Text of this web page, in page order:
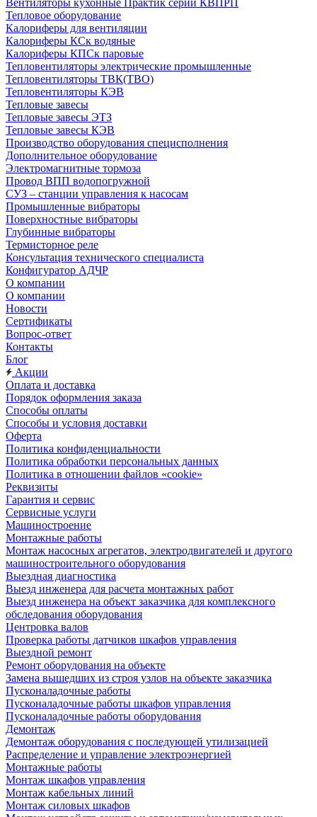
Вентиляторы кухонные Практик серии КВПРП
Тепловое оборудование
Калориферы для вентиляции
Калориферы КСк водяные
Калориферы КПСк паровые
Тепловентиляторы электрические промышленные
Тепловентиляторы ТВК(ТВО)
Тепловентиляторы КЭВ
Тепловые завесы
Тепловые завесы ЭТЗ
Тепловые завесы КЭВ
Производство оборудования специсполнения
Дополнительное оборудование
Электромагнитные тормоза
Провод ВПП водопогружной
СУЗ – станции управления к насосам
Промышленные вибраторы
Поверхностные вибраторы
Глубинные вибраторы
Термисторное реле
Консультация технического специалиста
Конфигуратор АДЧР
О компании
О компании
Новости
Сертификаты
Вопрос-ответ
Контакты
Блог
Акции
Оплата и доставка
Порядок оформления заказа
Способы оплаты
Способы и условия доставки
Оферта
Политика конфиденциальности
Политика обработки персональных данных
Политика в отношении файлов «cookie»
Реквизиты
Гарантия и сервис
Сервисные услуги
Машиностроение
Монтажные работы
Монтаж насосных агрегатов, электродвигателей и другого
машиностроительного оборудования
Выездная диагностика
Выезд инженера для расчета монтажных работ
Выезд инженера на объект заказчика для комплексного
обследования оборудования
Центровка валов
Проверка работы датчиков шкафов управления
Выездной ремонт
Ремонт оборудования на объекте
Замена вышедших из строя узлов на объекте заказчика
Пусконаладочные работы
Пусконаладочные работы шкафов управления
Пусконаладочные работы оборудования
Демонтаж
Демонтаж оборудования с последующей утилизацией
Распределение и управление электроэнергией
Монтажные работы
Монтаж шкафов управления
Монтаж кабельных линий
Монтаж силовых шкафов